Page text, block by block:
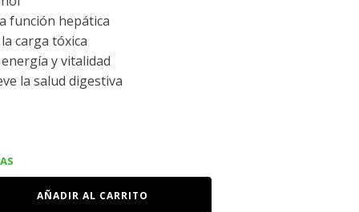
función hepática
carga tóxica
y vitalidad
la salud digestiva
AÑADIR AL CARRITO